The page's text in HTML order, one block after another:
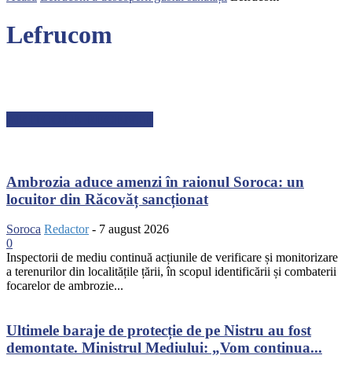
Lefrucom
Ambrozia aduce amenzi în raionul Soroca: un
locuitor din Răcovăț sancționat
Soroca Redactor - 7 august 2026
0
Inspectorii de mediu continuă acțiunile de verificare și monitorizare
a terenurilor din localitățile țării, în scopul identificării și combaterii
focarelor de ambrozie...
Ultimele baraje de protecție de pe Nistru au fost
demontate. Ministrul Mediului: „Vom continua...